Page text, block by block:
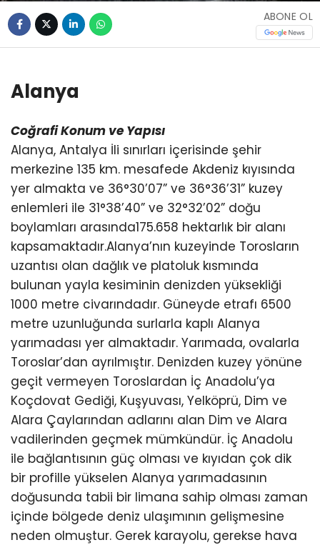
ABONE OL
Alanya
Coğrafi Konum ve Yapısı
Alanya, Antalya İli sınırları içerisinde şehir
merkezine 135 km. mesafede Akdeniz kıyısında
yer almakta ve 36°30’07” ve 36°36’31” kuzey
enlemleri ile 31°38’40” ve 32°32’02” doğu
boylamları arasında175.658 hektarlık bir alanı
kapsamaktadır.Alanya’nın kuzeyinde Torosların
uzantısı olan dağlık ve platoluk kısmında
bulunan yayla kesiminin denizden yüksekliği
1000 metre civarındadır. Güneyde etrafı 6500
metre uzunluğunda surlarla kaplı Alanya
yarımadası yer almaktadır. Yarımada, ovalarla
Toroslar’dan ayrılmıştır. Denizden kuzey yönüne
geçit vermeyen Toroslardan İç Anadolu’ya
Koçdovat Gediği, Kuşyuvası, Yelköprü, Dim ve
Alara Çaylarından adlarını alan Dim ve Alara
vadilerinden geçmek mümkündür. İç Anadolu
ile bağlantısının güç olması ve kıyıdan çok dik
bir profille yükselen Alanya yarımadasının
doğusunda tabii bir limana sahip olması zaman
içinde bölgede deniz ulaşımının gelişmesine
neden olmuştur. Gerek karayolu, gerekse hava